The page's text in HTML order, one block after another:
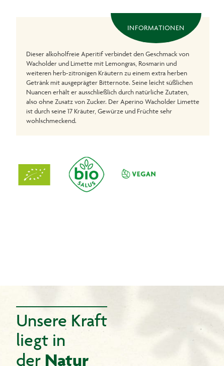
INFORMATIONEN
Dieser alkoholfreie Aperitif verbindet den Geschmack von
Wacholder und Limette mit Lemongras, Rosmarin und
weiteren herb-zitronigen Kräutern zu einem extra herben
Getränk mit ausgeprägter Bitternote. Seine leicht süßlichen
Nuancen erhält er ausschließlich durch natürliche Zutaten,
also ohne Zusatz von Zucker. Der Aperino Wacholder Limette
ist durch seine 17 Kräuter, Gewürze und Früchte sehr
wohlschmeckend.
Unsere Kraft
liegt in
der Natur